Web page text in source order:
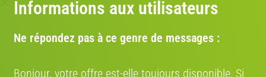
Région:
Adresse: Bouxwiller, Bas-Rhin, France
Itinéraire:
Informations aux utilisateurs
Ne répondez pas à ce genre de messages :
Bonjour, votre offre est-elle toujours disponible, Si